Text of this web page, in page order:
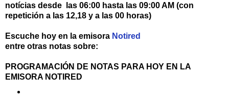
notícias desde las 06:00 hasta las 09:00 AM (con
repetición a las 12,18 y a las 00 horas)
Escuche hoy en la emisora Notired
entre otras notas sobre:
PROGRAMACIÓN DE NOTAS PARA HOY EN LA
EMISORA NOTIRED